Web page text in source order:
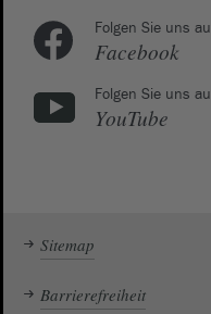
Folgen Sie uns
Facebook
Folgen Sie uns
YouTube
Sitemap
Barrierefreiheit